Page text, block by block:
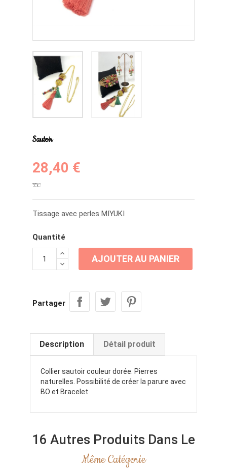
Sautoir
28,40 €
TTC
Tissage avec perles MIYUKI
Quantité
AJOUTER AU PANIER
Partager
Description Détail produit
Collier sautoir couleur dorée. Pierres
naturelles. Possibilité de créer la parure avec
BO et Bracelet
16 Autres Produits Dans Le
Même Catégorie